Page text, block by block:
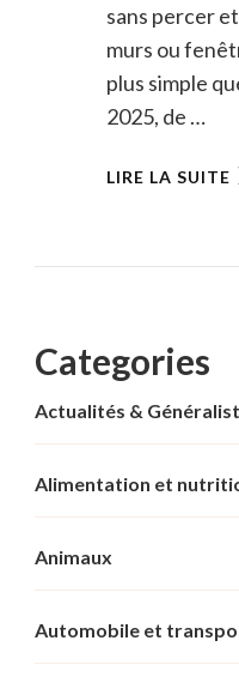
sans percer
murs ou
plus simple
2025, de …
LIRE LA SUITE
Categories
Actualités &
Alimentation et
Animaux
Automobile et